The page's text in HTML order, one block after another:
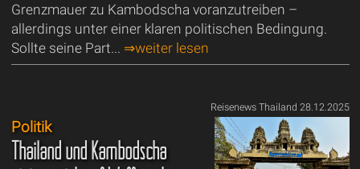
Grenzmauer zu Kambodscha voranzutreiben –
allerdings unter einer klaren politischen Bedingung.
Sollte seine Part... ⇒weiter lesen
Reisenews Thailand 28.12.2025
Politik
Thailand und Kambodscha